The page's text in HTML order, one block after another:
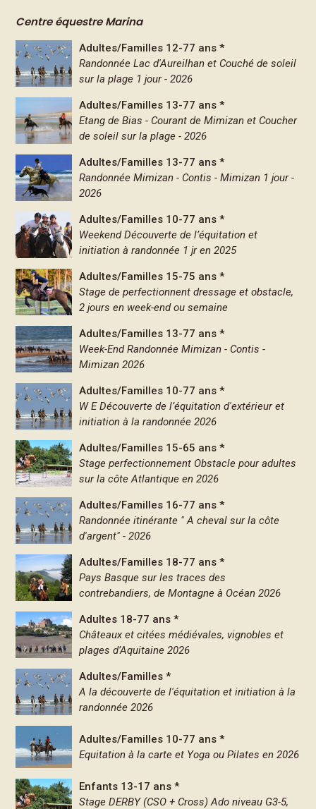
Centre équestre Marina
Adultes/Familles 12-77 ans *
Randonnée Lac d'Aureilhan et Couché de soleil
sur la plage 1 jour - 2026
Adultes/Familles 13-77 ans *
Etang de Bias - Courant de Mimizan et Coucher
de soleil sur la plage - 2026
Adultes/Familles 13-77 ans *
Randonnée Mimizan - Contis - Mimizan 1 jour -
2026
Adultes/Familles 10-77 ans *
Weekend Découverte de l’équitation et
initiation à randonnée 1 jr en 2025
Adultes/Familles 15-75 ans *
Stage de perfectionnent dressage et obstacle,
2 jours en week-end ou semaine
Adultes/Familles 13-77 ans *
Week-End Randonnée Mimizan - Contis -
Mimizan 2026
Adultes/Familles 10-77 ans *
W E Découverte de l’équitation d'extérieur et
initiation à la randonnée 2026
Adultes/Familles 15-65 ans *
Stage perfectionnement Obstacle pour adultes
sur la côte Atlantique en 2026
Adultes/Familles 16-77 ans *
Randonnée itinérante " A cheval sur la côte
d'argent" - 2026
Adultes/Familles 18-77 ans *
Pays Basque sur les traces des
contrebandiers, de Montagne à Océan 2026
Adultes 18-77 ans *
Châteaux et citées médiévales, vignobles et
plages d’Aquitaine 2026
Adultes/Familles *
A la découverte de l'équitation et initiation à la
randonnée 2026
Adultes/Familles 10-77 ans *
Equitation à la carte et Yoga ou Pilates en 2026
Enfants 13-17 ans *
Stage DERBY (CSO + Cross) Ado niveau G3-5,